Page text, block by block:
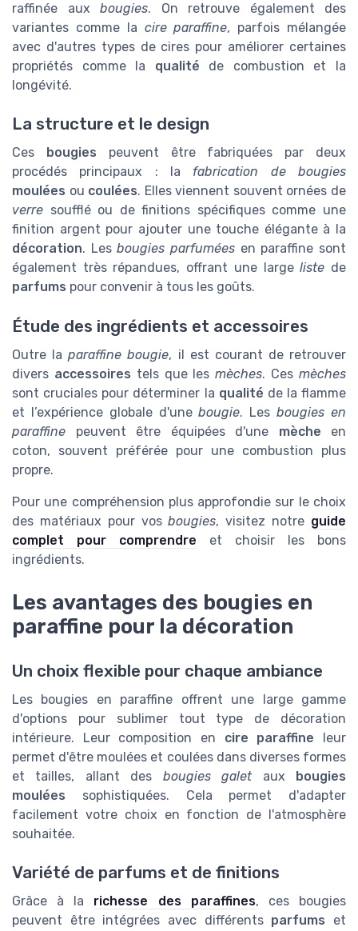
raffinée aux bougies. On retrouve également des
variantes comme la cire paraffine, parfois mélangée
avec d'autres types de cires pour améliorer certaines
propriétés comme la qualité de combustion et la
longévité.
La structure et le design
Ces bougies peuvent être fabriquées par deux
procédés principaux : la fabrication de bougies
moulées ou coulées. Elles viennent souvent ornées de
verre soufflé ou de finitions spécifiques comme une
finition argent pour ajouter une touche élégante à la
décoration. Lesbougies parfumées en paraffine sont
également très répandues, offrant une largeliste de
parfums pour convenir à tous les goûts.
Étude des ingrédients et accessoires
Outre laparaffine bougie, il est courant de retrouver
divers accessoires tels que lesmèches. Cesmèches
sont cruciales pour déterminer la qualité de la flamme
et l’expérience globale d'unebougie. Lesbougies en
paraffine peuvent être équipées d'une mèche en
coton, souvent préférée pour une combustion plus
propre.
Pour une compréhension plus approfondie sur le choix
des matériaux pour vosbougies, visitez notre guide
complet pour comprendre et choisir les bons
ingrédients.
Les avantages des bougies en
paraffine pour la décoration
Un choix flexible pour chaque ambiance
Les bougies en paraffine offrent une large gamme
d'options pour sublimer tout type de décoration
intérieure. Leur composition en cire paraffine leur
permet d'être moulées et coulées dans diverses formes
et tailles, allant des bougies galetaux bougies
moulées sophistiquées. Cela permet d'adapter
facilement votre choix en fonction de l'atmosphère
souhaitée.
Variété de parfums et de finitions
Grâce à la richesse des paraffines, ces bougies
peuvent être intégrées avec différents parfums et